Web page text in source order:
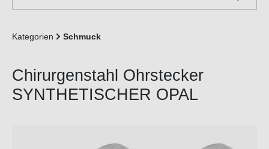
Kategorien Schmuck
Chirurgenstahl Ohrstecker
SYNTHETISCHER OPAL